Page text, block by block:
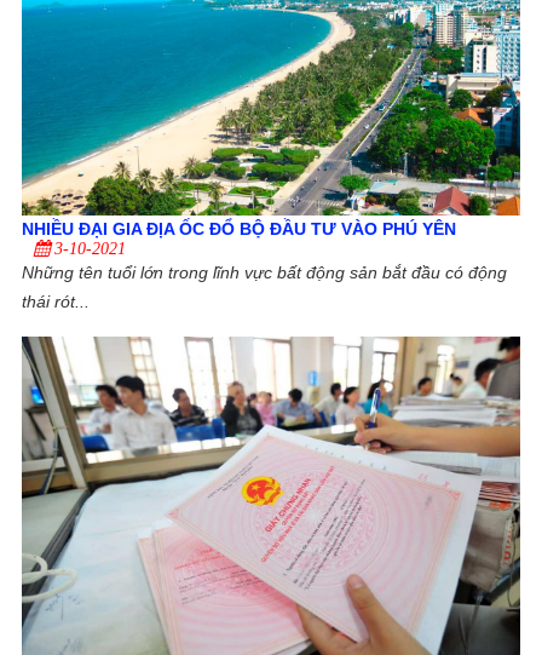
NHIỀU ĐẠI GIA ĐỊA ỐC ĐỔ BỘ ĐẦU TƯ VÀO PHÚ YÊN
3-10-2021
Những tên tuổi lớn trong lĩnh vực bất động sản bắt đầu có động
thái rót...